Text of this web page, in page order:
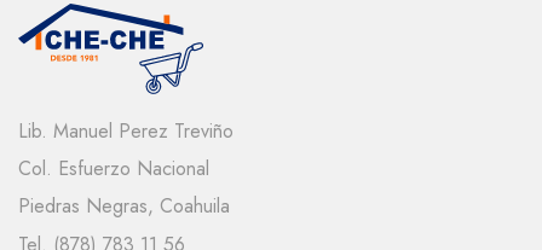
Lib. Manuel Perez Treviño
Col. Esfuerzo Nacional
Piedras Negras, Coahuila